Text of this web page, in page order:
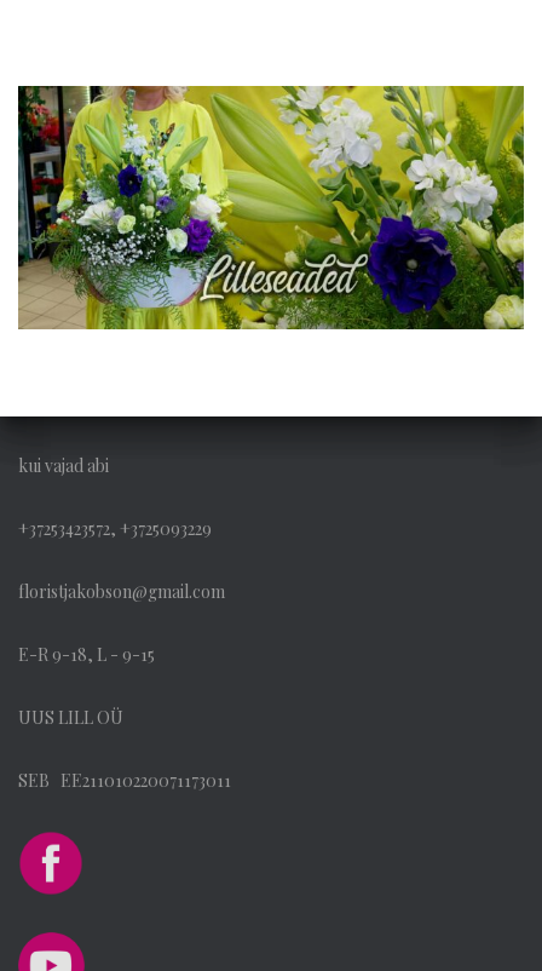
kui vajad abi
+37253423572, +3725093229
floristjakobson@gmail.com
E-R 9-18, L - 9-15
UUS LILL OÜ
SEB EE211010220071173011